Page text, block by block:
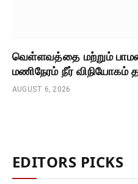
வெள்ளவத்தை மற்றும்
மணிநேரம் நீர் விநியோகம்
AUGUST 6, 2026
EDITORS PICKS